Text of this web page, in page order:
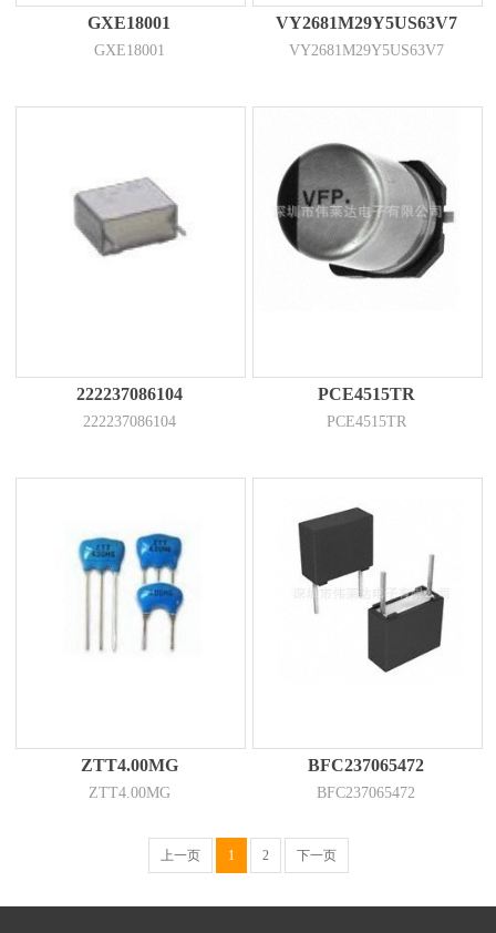
GXE18001
GXE18001
VY2681M29Y5US63V7
VY2681M29Y5US63V7
222237086104
222237086104
PCE4515TR
PCE4515TR
ZTT4.00MG
ZTT4.00MG
BFC237065472
BFC237065472
上一页 1 2 下一页